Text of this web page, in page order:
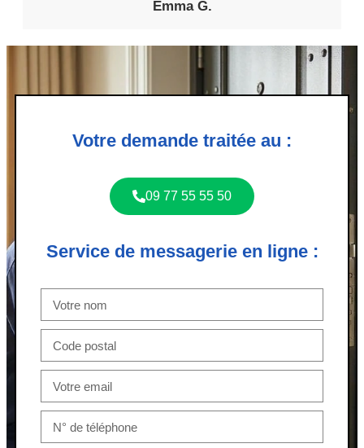
Emma G.
Votre demande traitée au :
09 77 55 55 50
Service de messagerie en ligne :